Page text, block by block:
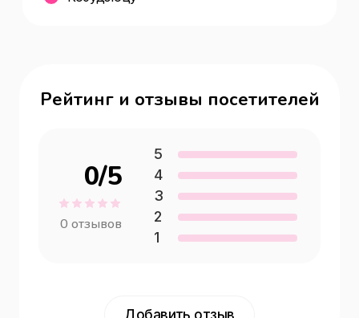
Рейтинг и отзывы посетителей
0/5
0 отзывов
5
4
3
2
1